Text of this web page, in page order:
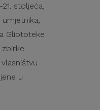
stoljeća,
Gliptoteke
zbirke
u